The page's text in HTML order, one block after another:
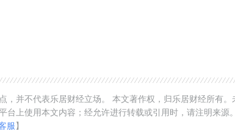
，并不代表乐居财经立场。 本文著作权，归乐居财经所有。
台上使用本文内容；经允许进行转载或引用时，请注明来源
服】